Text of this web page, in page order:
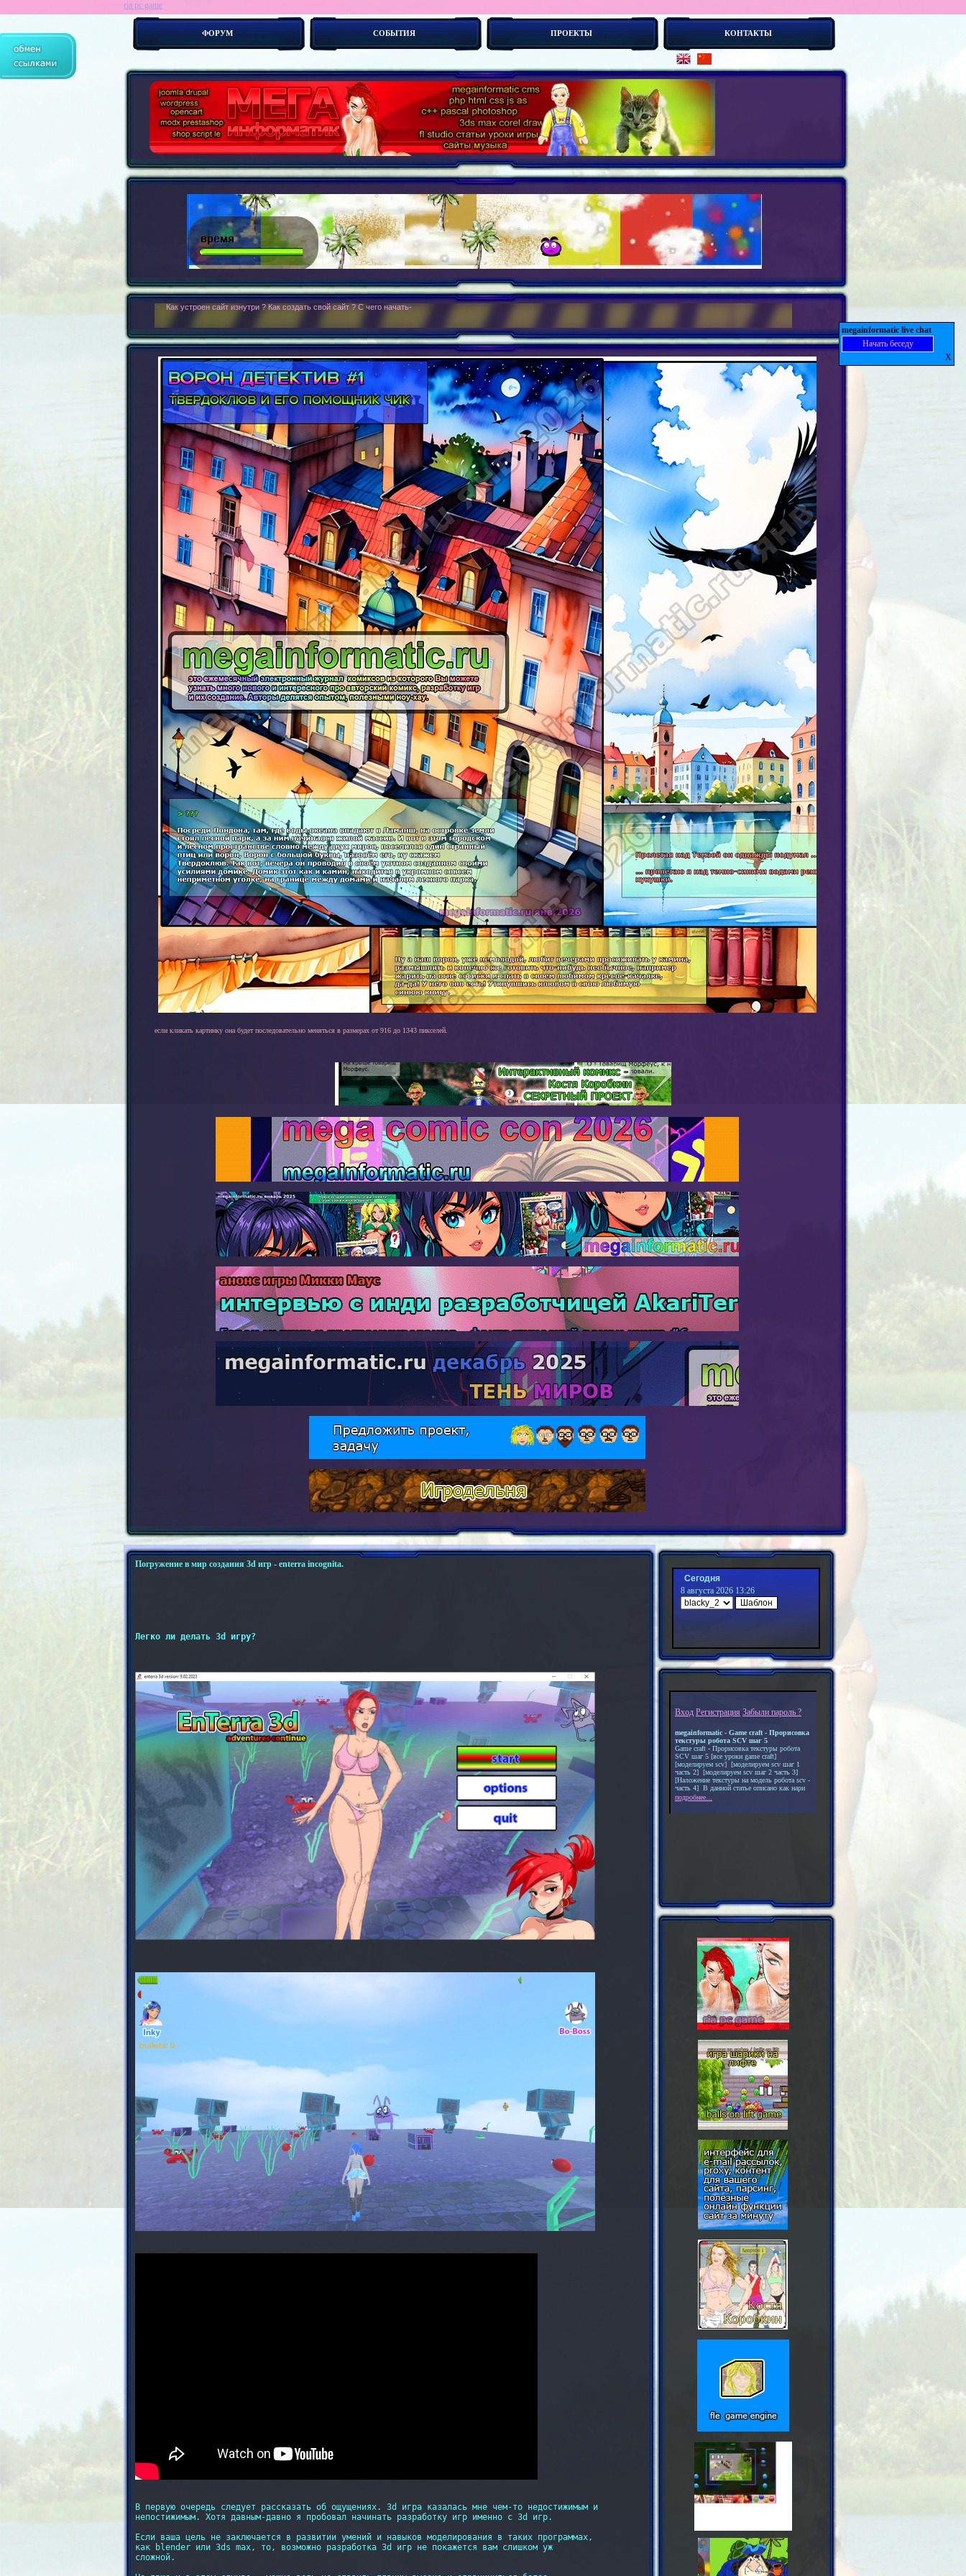
ФОРУМ СОБЫТИЯ ПРОЕКТЫ КОНТАКТЫ
ria pc game
> : Как устроен сайт изнутри ? Как создать свой сайт ? С чего начать создание своего сайта ?
если кликать картинку она будет последовательно меняться в размерах от 916 до 1343 пикселей.
Погружение в мир создания 3d игр - enterra incognita.
Легко ли делать 3d игру?
В первую очередь следует рассказать об ощущениях. 3d игра казалась мне чем-то недостижимым и
непостижимым. Хотя давным-давно я пробовал начинать разработку игр именно с 3d игр.
Если ваша цель не заключается в развитии умений и навыков моделирования в таких программах,
как blender или 3ds max, то, возможно разработка 3d игр не покажется вам слишком уж
сложной.
Сегодня
8 августа 2026 13:26
Вход Регистрация Забыли пароль ?
megainformatic - Game craft - Прорисовка
текстуры робота SCV шаг 5
Game craft - Прорисовка текстуры робота
SCV шаг 5 [все уроки game craft]
[моделируем scv] [моделируем scv шаг 1
часть 2] [моделируем scv шаг 2 часть 3]
[Наложение текстуры на модель робота scv -
часть 4] В данной статье описано как нари
подробнее...
megainformatic live chat
Начать беседу
X